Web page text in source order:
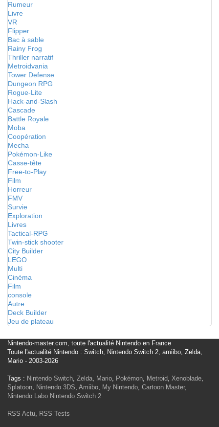
Rumeur
Livre
VR
Flipper
Bac à sable
Rainy Frog
Thriller narratif
Metroidvania
Tower Defense
Dungeon RPG
Rogue-Lite
Hack-and-Slash
Cascade
Battle Royale
Moba
Coopération
Mecha
Pokémon-Like
Casse-tête
Free-to-Play
Film
Horreur
FMV
Survie
Exploration
Livres
Tactical-RPG
Twin-stick shooter
City Builder
LEGO
Multi
Cinéma
Film
console
Autre
Deck Builder
Jeu de plateau
Nintendo-master.com, toute l'actualité Nintendo en France
Toute l'actualité Nintendo : Switch, Nintendo Switch 2, amiibo, Zelda,
Mario - 2003-2026
Tags : Nintendo Switch, Zelda, Mario, Pokémon, Metroid, Xenoblade,
Splatoon, Nintendo 3DS, Amiibo, My Nintendo, Cartoon Master,
Nintendo Labo Nintendo Switch 2
RSS Actu, RSS Tests